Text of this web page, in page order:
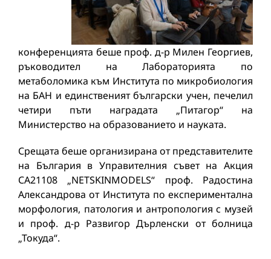
конференцията беше проф. д-р Милен Георгиев,
ръководител на Лабораторията по
метаболомика към Института по микробиология
на БАН и единственият български учен, печелил
четири пъти наградата „Питагор“ на
Министерство на образованието и науката.
Срещата беше организирана от представителите
на България в Управителния съвет на Акция
СА21108 „NETSKINMODELS“ проф. Радостина
Александрова от Института по експериментална
морфология, патология и антропология с музей
и проф. д-р Развигор Дърленски от болница
„Токуда“.